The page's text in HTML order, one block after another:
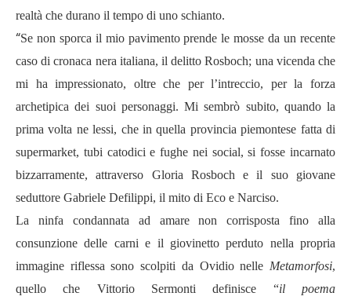
realtà che durano il tempo di uno schianto.
“Se non sporca il mio pavimento prende le mosse da un recente
caso di cronaca nera italiana, il delitto Rosboch; una vicenda che
mi ha impressionato, oltre che per l’intreccio, per la forza
archetipica dei suoi personaggi. Mi sembrò subito, quando la
prima volta ne lessi, che in quella provincia piemontese fatta di
supermarket, tubi catodici e fughe nei social, si fosse incarnato
bizzarramente, attraverso Gloria Rosboch e il suo giovane
seduttore Gabriele Defilippi, il mito di Eco e Narciso.
La ninfa condannata ad amare non corrisposta fino alla
consunzione delle carni e il giovinetto perduto nella propria
immagine riflessa sono scolpiti da Ovidio nelle Metamorfosi,
quello che Vittorio Sermonti definisce “il poema